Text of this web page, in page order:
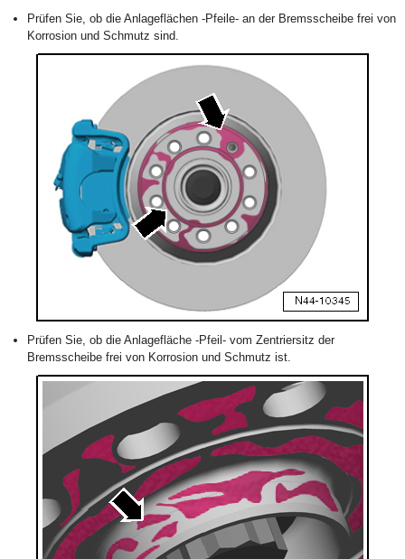
Prüfen Sie, ob die Anlageflächen -Pfeile- an der Bremsscheibe frei von
Korrosion und Schmutz sind.
Prüfen Sie, ob die Anlagefläche -Pfeil- vom Zentriersitz der
Bremsscheibe frei von Korrosion und Schmutz ist.